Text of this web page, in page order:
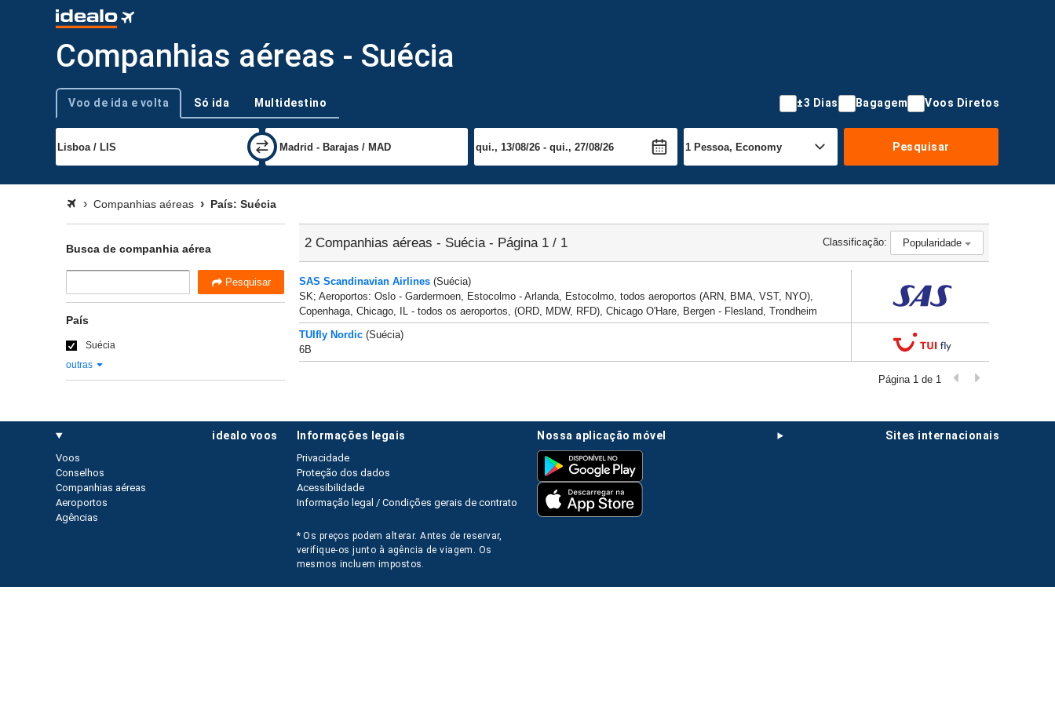
Companhias aéreas - Suécia
Tipo de viagem
Voo de ida e volta Só ida Multidestino ±3 Dias Bagagem Voos Diretos
Pesquisar
Companhias aéreas País: Suécia
Classificação: Popularidade
2 Companhias aéreas - Suécia - Página 1 / 1
SAS Scandinavian Airlines(Suécia)
SK; Aeroportos: Oslo - Gardermoen, Estocolmo - Arlanda, Estocolmo, todos aeroportos (ARN, BMA, VST, NYO),
Copenhaga, Chicago, IL - todos os aeroportos, (ORD, MDW, RFD), Chicago O'Hare, Bergen - Flesland, Trondheim
TUIfly Nordic(Suécia)
6B
Página 1 de 1
Busca de companhia aérea
Pesquisar
País
Suécia
outras
idealo voos
Voos
Conselhos
Companhias aéreas
Aeroportos
Agências
sites internacionais
nossa aplicação móvel
informações legais
Privacidade
Proteção dos dados
Acessibilidade
Informação legal / Condições gerais de contrato
* Os preços podem alterar. Antes de reservar,
verifique-os junto à agência de viagem. Os
mesmos incluem impostos.